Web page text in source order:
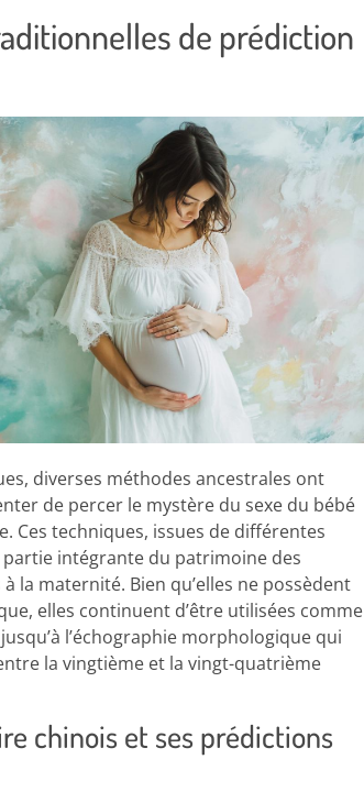
de prédiction
diverses méthodes ancestrales ont
de percer le mystère du sexe du bébé
Ces techniques, issues de différentes
intégrante du patrimoine des
la maternité. Bien qu’elles ne possèdent
elles continuent d’être utilisées comme
l’échographie morphologique qui
la vingtième et la vingt-quatrième
chinois et ses prédictions